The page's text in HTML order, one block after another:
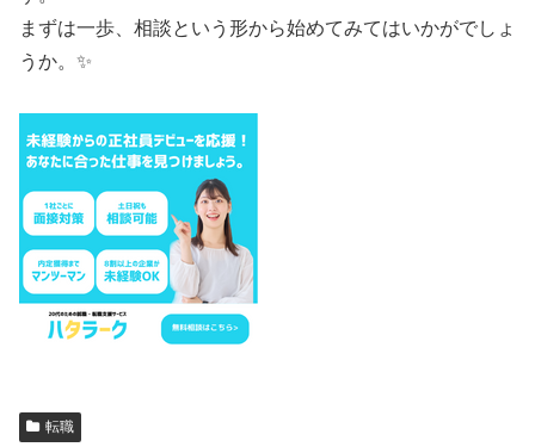
まずは一歩、相談という形から始めてみてはいかがでしょ
うか。✨
転職